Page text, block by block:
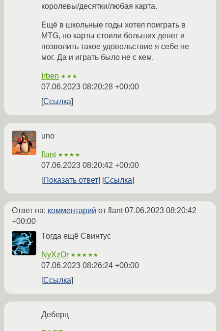
королевы/десятки/любая карта.
Ещё в школьные годы хотел поиграть в
MTG, но карты стоили больших денег и
позволить такое удовольствие я себе не
мог. Да и играть было не с кем.
Irben ★★★
07.06.2023 08:20:28 +00:00
Ссылка
uno
flant ★★★★
07.06.2023 08:20:42 +00:00
Показать ответ
Ссылка
Ответ на: комментарий от flant07.06.2023 08:20:42
+00:00
Тогда ещё Свинтус
NyXzOr ★★★★★
07.06.2023 08:26:24 +00:00
Ссылка
Деберц